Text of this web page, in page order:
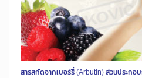
สารสกัดจากเบอร์รี่ (Arbutin) ส่วนประกอ